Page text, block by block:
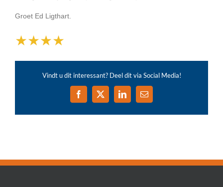
Groet Ed Ligthart.
★★★★
Vindt u dit interessant? Deel dit via Social Media!
Facebook
X LinkedIn
E-